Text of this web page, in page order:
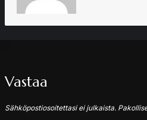
Vastaa
Sähköpostiosoitettasi ei julkaista.